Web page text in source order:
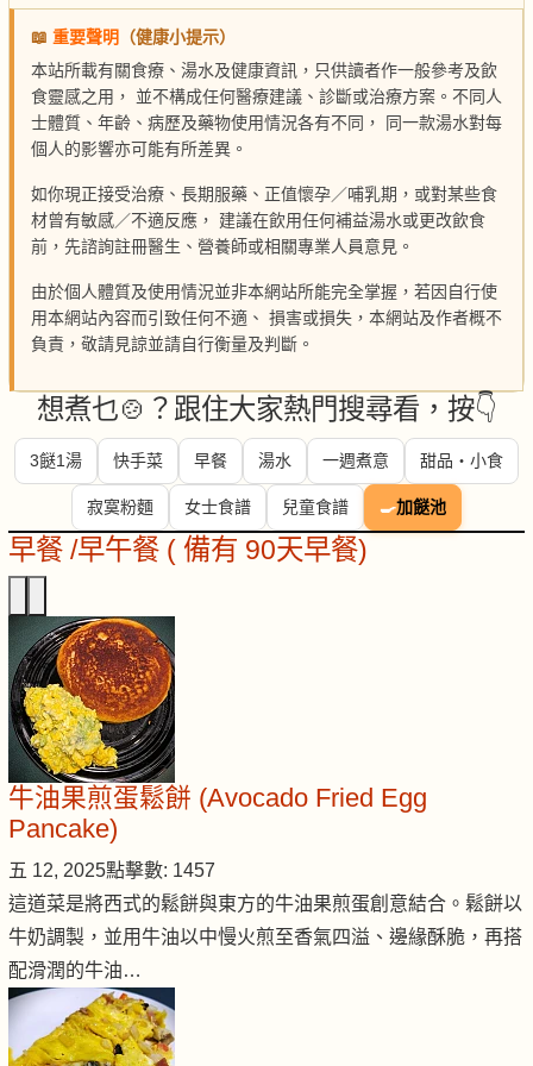
📖 重要聲明
（健康小提示）
本站所載有關食療、湯水及健康資訊，只供讀者作一般參考及飲
食靈感之用， 並不構成任何醫療建議、診斷或治療方案。不同人
士體質、年齡、病歷及藥物使用情況各有不同， 同一款湯水對每
個人的影響亦可能有所差異。
如你現正接受治療、長期服藥、正值懷孕／哺乳期，或對某些食
材曾有敏感／不適反應， 建議在飲用任何補益湯水或更改飲食
前，先諮詢註冊醫生、營養師或相關專業人員意見。
由於個人體質及使用情況並非本網站所能完全掌握，若因自行使
用本網站內容而引致任何不適、 損害或損失，本網站及作者概不
負責，敬請見諒並請自行衡量及判斷。
想煮乜🍲？跟住大家熱門搜尋看，按👇
3餸1湯 快手菜 早餐 湯水 一週煮意 甜品・小食
寂寞粉麵 女士食譜 兒童食譜 🍳加餸池
早餐 /早午餐 ( 備有 90天早餐)
牛油果煎蛋鬆餅 (Avocado Fried Egg
Pancake)
五 12, 2025點擊數: 1457
這道菜是將西式的鬆餅與東方的牛油果煎蛋創意結合。鬆餅以
牛奶調製，並用牛油以中慢火煎至香氣四溢、邊緣酥脆，再搭
配滑潤的牛油…